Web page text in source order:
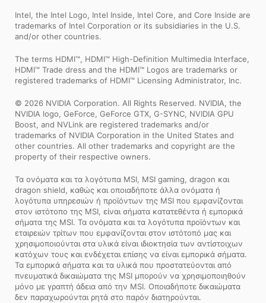
Intel, the Intel Logo, Intel Inside, Intel Core, and Core Inside are
trademarks of Intel Corporation or its subsidiaries in the U.S.
and/or other countries.
The terms HDMI™, HDMI™ High-Definition Multimedia Interface,
HDMI™ Trade dress and the HDMI™ Logos are trademarks or
registered trademarks of HDMI™ Licensing Administrator, Inc.
© 2026 NVIDIA Corporation. All Rights Reserved. NVIDIA, the
NVIDIA logo, GeForce, GeForce GTX, G-SYNC, NVIDIA GPU
Boost, and NVLink are registered trademarks and/or
trademarks of NVIDIA Corporation in the United States and
other countries. All other trademarks and copyright are the
property of their respective owners.
Τα ονόματα και τα λογότυπα MSI, MSI gaming, dragon και
dragon shield, καθώς και οποιαδήποτε άλλα ονόματα ή
λογότυπα υπηρεσιών ή προϊόντων της MSI που εμφανίζονται
στον ιστότοπο της MSI, είναι σήματα κατατεθέντα ή εμπορικά
σήματα της MSI. Τα ονόματα και τα λογότυπα προϊόντων και
εταιρειών τρίτων που εμφανίζονται στον ιστότοπό μας και
χρησιμοποιούνται στα υλικά είναι ιδιοκτησία των αντίστοιχων
κατόχων τους και ενδέχεται επίσης να είναι εμπορικά σήματα.
Τα εμπορικά σήματα και τα υλικά που προστατεύονται από
πνευματικά δικαιώματα της MSI μπορούν να χρησιμοποιηθούν
μόνο με γραπτή άδεια από την MSI. Οποιαδήποτε δικαιώματα
δεν παραχωρούνται ρητά στο παρόν διατηρούνται.